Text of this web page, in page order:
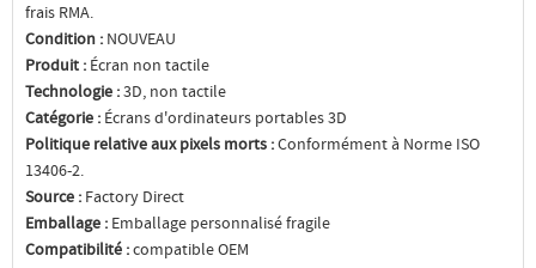
frais RMA.
Condition : NOUVEAU
Produit : Écran non tactile
Technologie :3D, non tactile
Catégorie : Écrans d'ordinateurs portables 3D
Politique relative aux pixels morts :Conformément à Norme ISO
13406-2.
Source : Factory Direct
Emballage : Emballage personnalisé fragile
Compatibilité :compatible OEM